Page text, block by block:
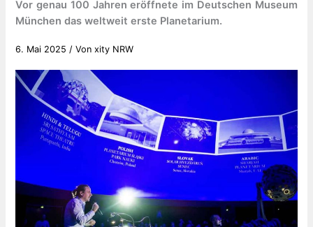
Vor genau 100 Jahren eröffnete im Deutschen Museum
München das weltweit erste Planetarium.
6. Mai 2025 / Vonxity NRW